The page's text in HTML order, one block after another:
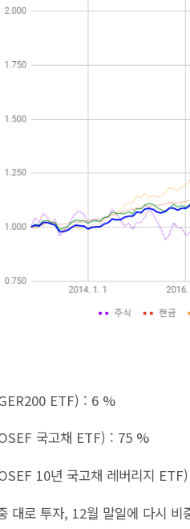
ETF) : 6 %
국고채 ETF) : 75 %
10년 국고채 레버리지
대로 투자, 12월 말일에 다시 비